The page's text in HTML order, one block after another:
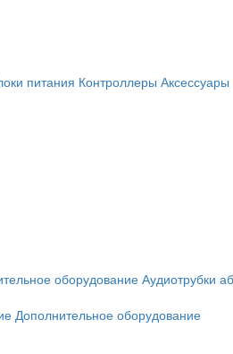
питания Контроллеры Аксессуары
оборудование Аудиотрубки
Дополнительное оборудование